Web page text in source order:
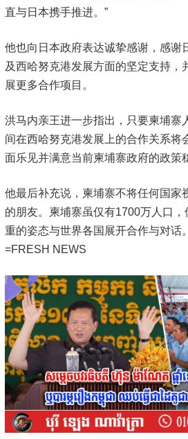
直与日本携手推进。”
他也向日本政府表达诚挚感谢，感谢
及西哈努克港发展方面的坚定支持，
展更多合作项目。
洪马内亲王进一步指出，只要柬埔寨
间在西哈努克港发展上的合作关系将
面乐见并满意当前柬埔寨政府的政策
他最后补充说，柬埔寨不将任何国家
的朋友。柬埔寨虽仅有1700万人口
重的姿态与世界各国展开合作与对话。
=FRESH NEWS